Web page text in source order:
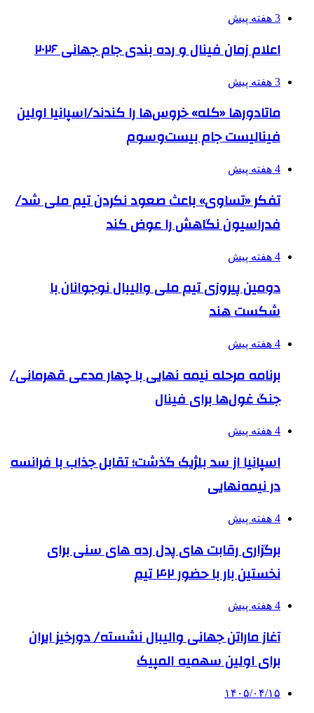
3 هفته پیش
اعلام زمان فینال و رده بندی جام جهانی ۲۰۲۶
3 هفته پیش
ماتادورها «کله» خروس‌ها را کندند/اسپانیا اولین
فینالیست جام بیست‌وسوم
4 هفته پیش
تفکر «تساوی» باعث صعود نکردن تیم ملی شد/
فدراسیون نگاهش را عوض کند
4 هفته پیش
دومین پیروزی تیم ملی والیبال نوجوانان با
شکست هند
4 هفته پیش
برنامه مرحله نیمه نهایی با چهار مدعی قهرمانی/
جنگ غول‌ها برای فینال
4 هفته پیش
اسپانیا از سد بلژیک گذشت؛ تقابل جذاب با فرانسه
در نیمه‌نهایی
4 هفته پیش
برگزاری رقابت های پدل رده های سنی برای
نخستین بار با حضور ۴۲ تیم
4 هفته پیش
آغاز ماراتن جهانی والیبال نشسته/ دورخیز ایران
برای اولین سهمیه المپیک
۱۴۰۵/۰۴/۱۵